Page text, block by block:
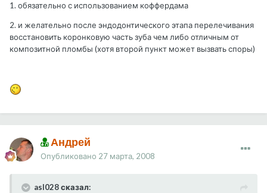
1. обязательно с использованием коффердама
2. и желательно после эндодонтического этапа перелечивания
восстановить коронковую часть зуба чем либо отличным от
композитной пломбы (хотя второй пункт может вызвать споры)
Андрей
Опубликовано 27 марта, 2008
asl028 сказал: